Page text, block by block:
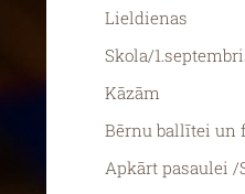
Lieldienas
Skola/
Kāzām
Bērnu ballītei un
Apkārt pasaulei /